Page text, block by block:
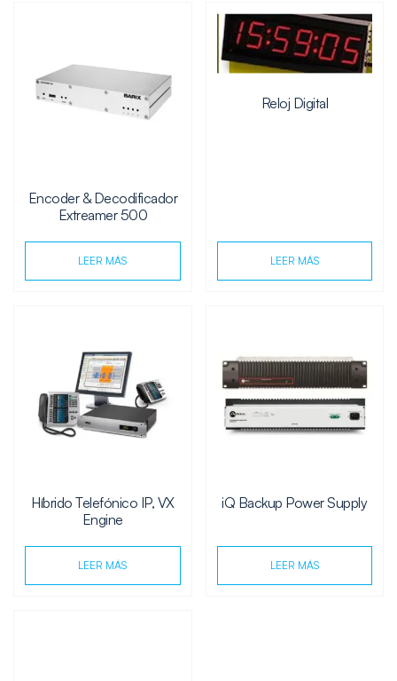
Encoder & Decodificador
Extreamer 500
LEER MÁS
Reloj Digital
LEER MÁS
Híbrido Telefónico IP, VX
Engine
LEER MÁS
iQ Backup Power Supply
LEER MÁS